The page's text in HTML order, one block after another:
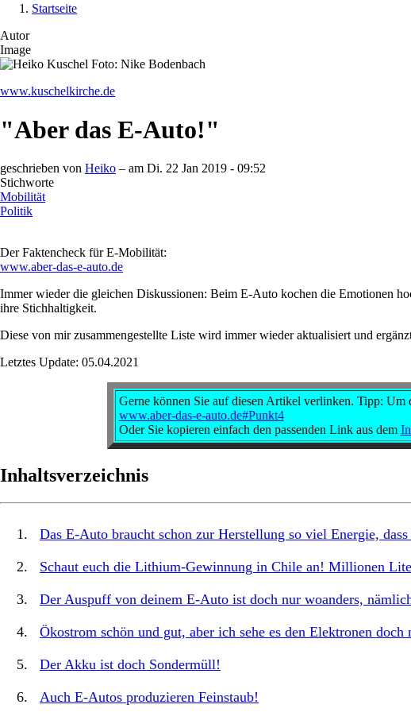
Startseite
Autor
Image
www.kuschelkirche.de
"Aber das E-Auto!"
geschrieben von Heiko – am Di. 22 Jan 2019 - 09:52
Stichworte
Mobilität
Politik
Der Faktencheck für E-Mobilität:
www.aber-das-e-auto.de
Immer wieder die gleichen Diskussionen: Beim E-Auto kochen die Emotionen
ihre Stichhaltigkeit.
Diese von mir zusammengestellte Liste wird immer wieder aktualisiert und
Letztes Update: 05.04.2021
Gerne können Sie auf diesen Artikel verlinken. Tipp:
www.aber-das-e-auto.de#Punkt4
Oder Sie kopieren einfach den passenden Link aus dem
Inhaltsverzeichnis
Das E-Auto braucht schon zur Herstellung so viel Energie,
Schaut euch die Lithium-Gewinnung in Chile an! Millionen
Der Auspuff von deinem E-Auto ist doch nur woanders,
Ökostrom schön und gut, aber ich sehe es den Elektronen
Der Akku ist doch Sondermüll!
Auch E-Autos produzieren Feinstaub!